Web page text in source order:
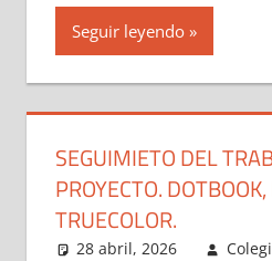
Seguir leyendo
SEGUIMIETO DEL
PROYECTO.
TRUECOLOR.
28 abril, 2026